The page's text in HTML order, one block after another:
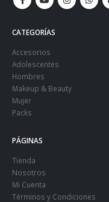
CATEGORÍAS
Accesorios
Adolescentes
Hombres
Makeup & Beauty
Mujer
Packs
PÁGINAS
Tienda
Nosotros
Mi Cuenta
Términos y Condiciones